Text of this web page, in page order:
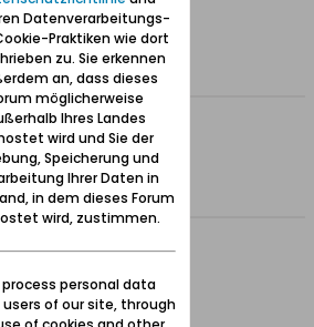
+ Danzig
0 Likes
14:55
Polnischen Post
Hits0 Likes
19:26
Hits0 Likes
11:15
Datenverarbeitungs-
Praktiken wie dort
zu. Sie erkennen
an, dass dieses
möglicherweise
Ihres Landes
wird und Sie der
Speicherung und
Ihrer Daten in
in dem dieses Forum
wird, zustimmen.
process personal data
of our site, through